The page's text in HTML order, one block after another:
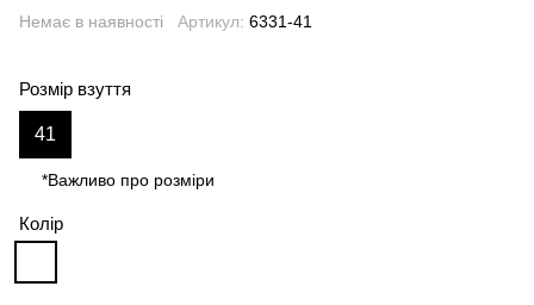
Немає в наявності Артикул: 6331-41
Розмір взуття
41
*Важливо про розміри
Колір